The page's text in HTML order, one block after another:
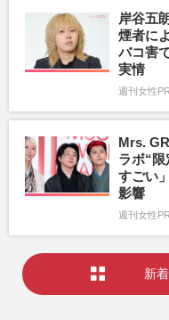
岸谷五
煙者に
バコ害
実情
週刊女性
Mrs.
ラボ“
すごい
影響
週刊女性
新